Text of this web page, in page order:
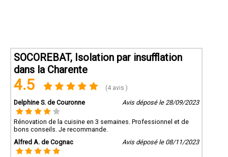
SOCOREBAT, Isolation par insufflation
dans la Charente
4.5 (4 avis )
Delphine S. de Couronne Avis déposé le 28/09/2023
Rénovation de la cuisine en 3 semaines. Professionnel et de
bons conseils. Je recommande.
Alfred A. de Cognac
Avis déposé le 08/11/2023